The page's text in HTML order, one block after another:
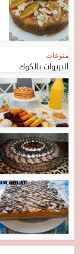
منوعات
البريوات بالكوك